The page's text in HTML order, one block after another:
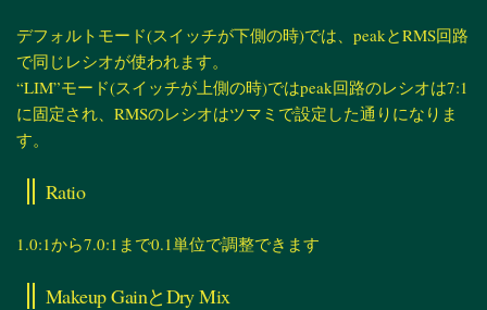
デフォルトモード(スイッチが下側の時)では、peakとRMS回路
で同じレシオが使われます。
“LIM”モード(スイッチが上側の時)ではpeak回路のレシオは7:1
に固定され、RMSのレシオはツマミで設定した通りになりま
す。
Ratio
1.0:1から7.0:1まで0.1単位で調整できます
Makeup GainとDry Mix